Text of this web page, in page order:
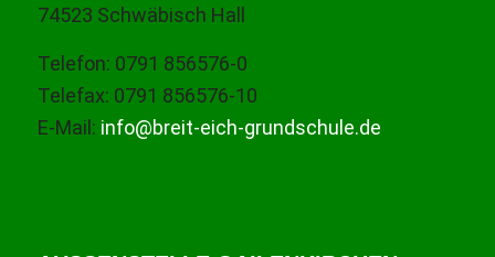
74523 Schwäbisch Hall
Telefon: 0791 856576-0
Telefax: 0791 856576-10
E-Mail: info@breit-eich-grundschule.de